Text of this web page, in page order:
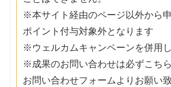
※本サイト経由のページ以外から申
ポイント付与対象外となります
※ウェルカムキャンペーンを併用
※成果のお問い合わせは必ずこち
お問い合わせフォームよりお願い